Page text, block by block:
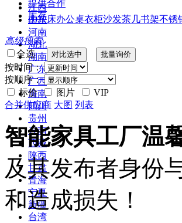
江西
山东
河南
湖北
湖南
广东
广西
海南
四川
贵州
云南
西藏
陕西
甘肃
青海
宁夏
新疆
台湾
提供合作
库存
2022床办公桌衣柜沙发茶几书架不锈
高级搜索
全选
按时间：
按顺序：
标价
图片
VIP
合并供应商 大图 列表
智能家具工厂温
及其发布者身份
和造成损失！